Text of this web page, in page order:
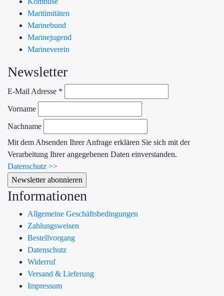
Maritimitäten
Marinebund
Marinejugend
Marineverein
Newsletter
E-Mail Adresse *
Vorname
Nachname
Mit dem Absenden Ihrer Anfrage erklären Sie sich mit der
Verarbeitung Ihrer angegebenen Daten einverstanden.
Datenschutz >>
Informationen
Allgemeine Geschäftsbedingungen
Zahlungsweisen
Bestellvorgang
Datenschutz
Widerruf
Versand & Lieferung
Impressum